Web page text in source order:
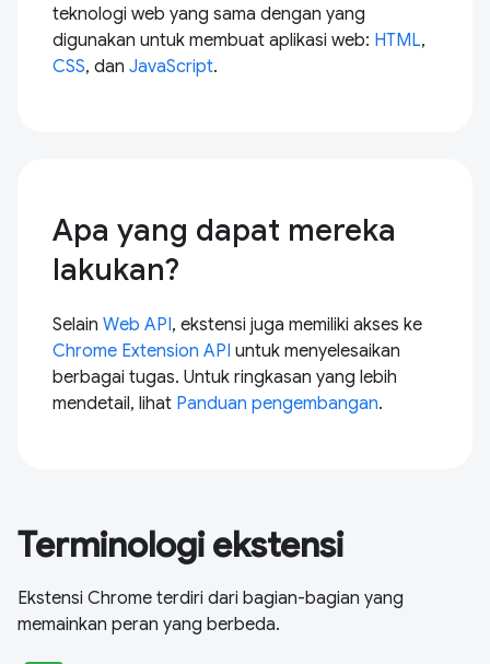
teknologi web yang sama dengan yang
digunakan untuk membuat aplikasi web: HTML,
CSS, dan JavaScript.
Apa yang dapat mereka
lakukan?
Selain Web API, ekstensi juga memiliki akses ke
Chrome Extension API untuk menyelesaikan
berbagai tugas. Untuk ringkasan yang lebih
mendetail, lihat Panduan pengembangan.
Terminologi ekstensi
Ekstensi Chrome terdiri dari bagian-bagian yang
memainkan peran yang berbeda.